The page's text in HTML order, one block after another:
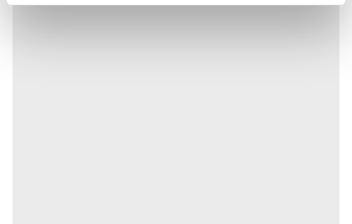
reklamların maliyetlerimizi karşılamak noktasında tek gelir